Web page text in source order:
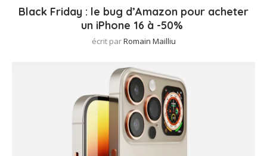
Black Friday : le bug d’Amazon pour acheter
un iPhone 16 à -50%
écrit parRomain Mailliu